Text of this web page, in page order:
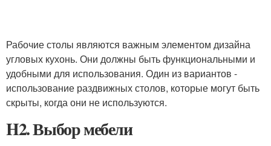
Рабочие столы являются важным элементом дизайна
угловых кухонь. Они должны быть функциональными и
удобными для использования. Один из вариантов -
использование раздвижных столов, которые могут быть
скрыты, когда они не используются.
H2. Выбор мебели